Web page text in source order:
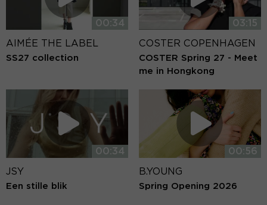
00:34
AIMÉE THE LABEL
SS27 collection
03:15
COSTER COPENHAGEN
COSTER Spring 27 - Meet
me in Hongkong
00:34
JSY
Een stille blik
00:56
B.YOUNG
Spring Opening 2026